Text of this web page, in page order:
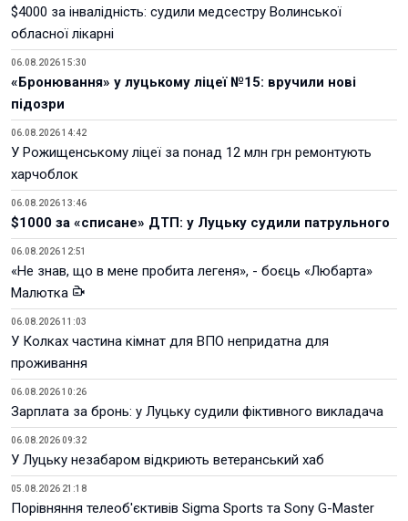
$4000 за інвалідність: судили медсестру Волинської
обласної лікарні
06.08.2026 15:30
«Бронювання» у луцькому ліцеї №15: вручили нові
підозри
06.08.2026 14:42
У Рожищенському ліцеї за понад 12 млн грн ремонтують
харчоблок
06.08.2026 13:46
$1000 за «списане» ДТП: у Луцьку судили патрульного
06.08.2026 12:51
«Не знав, що в мене пробита легеня», - боєць «Любарта»
Малютка
06.08.2026 11:03
У Колках частина кімнат для ВПО непридатна для
проживання
06.08.2026 10:26
Зарплата за бронь: у Луцьку судили фіктивного викладача
06.08.2026 09:32
У Луцьку незабаром відкриють ветеранський хаб
05.08.2026 21:18
Порівняння телеоб'єктивів Sigma Sports та Sony G-Master